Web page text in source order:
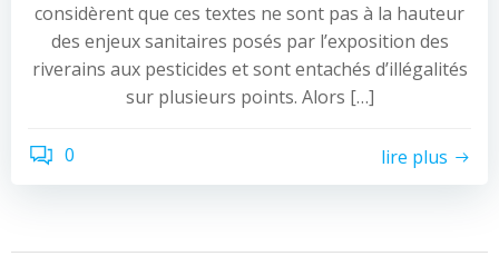
considèrent que ces textes ne sont pas à la hauteur
des enjeux sanitaires posés par l’exposition des
riverains aux pesticides et sont entachés d’illégalités
sur plusieurs points. Alors […]
0 lire plus